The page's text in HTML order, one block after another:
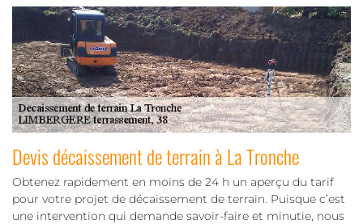
Devis décaissement de terrain à La Tronche
Obtenez rapidement en moins de 24 h un aperçu du tarif
pour votre projet de décaissement de terrain. Puisque c’est
une intervention qui demande savoir-faire et minutie, nous